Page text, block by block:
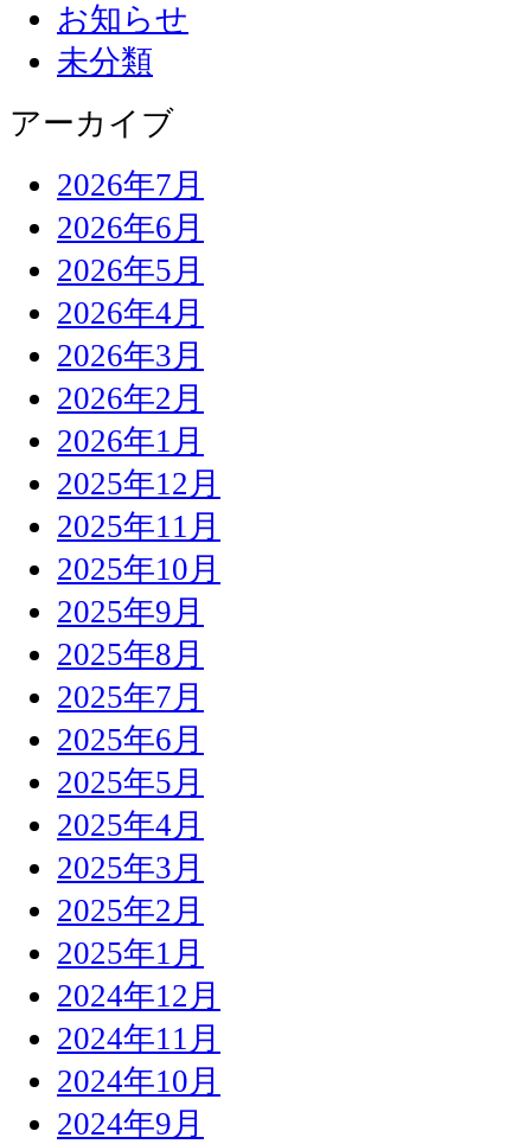
お知らせ
未分類
アーカイブ
2026年7月
2026年6月
2026年5月
2026年4月
2026年3月
2026年2月
2026年1月
2025年12月
2025年11月
2025年10月
2025年9月
2025年8月
2025年7月
2025年6月
2025年5月
2025年4月
2025年3月
2025年2月
2025年1月
2024年12月
2024年11月
2024年10月
2024年9月